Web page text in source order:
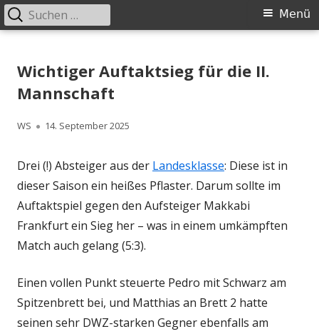
zum
Primäres
Menü
Suchen
nach:
Wichtiger Auftaktsieg für die II.
Mannschaft
Autor
WS
Veröffentlicht
14. September 2025
Drei (!) Absteiger aus der Landesklasse: Diese ist in
dieser Saison ein heißes Pflaster. Darum sollte im
Auftaktspiel gegen den Aufsteiger Makkabi
Frankfurt ein Sieg her – was in einem umkämpften
Match auch gelang (5:3).
Einen vollen Punkt steuerte Pedro mit Schwarz am
Spitzenbrett bei, und Matthias an Brett 2 hatte
seinen sehr DWZ-starken Gegner ebenfalls am